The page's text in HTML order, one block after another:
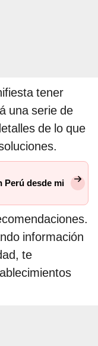
tener
una serie de
de lo que
Perú desde mi
información
te